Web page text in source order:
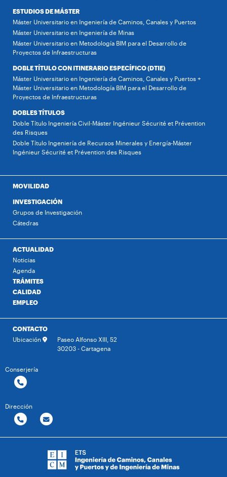
ESTUDIOS DE MÁSTER
Máster Universitario en Ingeniería de Caminos, Canales y Puertos
Máster Universitario en Ingeniería de Minas
Máster Universitario en Metodología BIM para el Desarrollo de
Proyectos de Infraestructuras
DOBLE TÍTULO CON ITINERARIO ESPECÍFICO (DTIE)
Máster Universitario en Ingeniería de Caminos, Canales y Puertos +
Máster Universitario en Metodología BIM para el Desarrollo de
Proyectos de Infraestructuras
DOBLES TÍTULOS
Doble Título Ingeniería Civil-Máster Ingénieur Sécurité et Prévention
des Risques
Doble Título Ingeniería de Recursos Minerales y Energía-Máster
Ingénieur Sécurité et Prévention des Risques
MOVILIDAD
INVESTIGACIÓN
Grupos de Investigación
Cátedras
ACTUALIDAD
Noticias
Agenda
TRÁMITES
CALIDAD
EMPLEO
CONTACTO
Ubicación
Paseo Alfonso XIII, 52
30203 - Cartagena
Conserjería
Dirección